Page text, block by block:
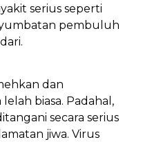
serius seperti
pembuluh
dan
biasa. Padahal,
secara serius
jiwa. Virus